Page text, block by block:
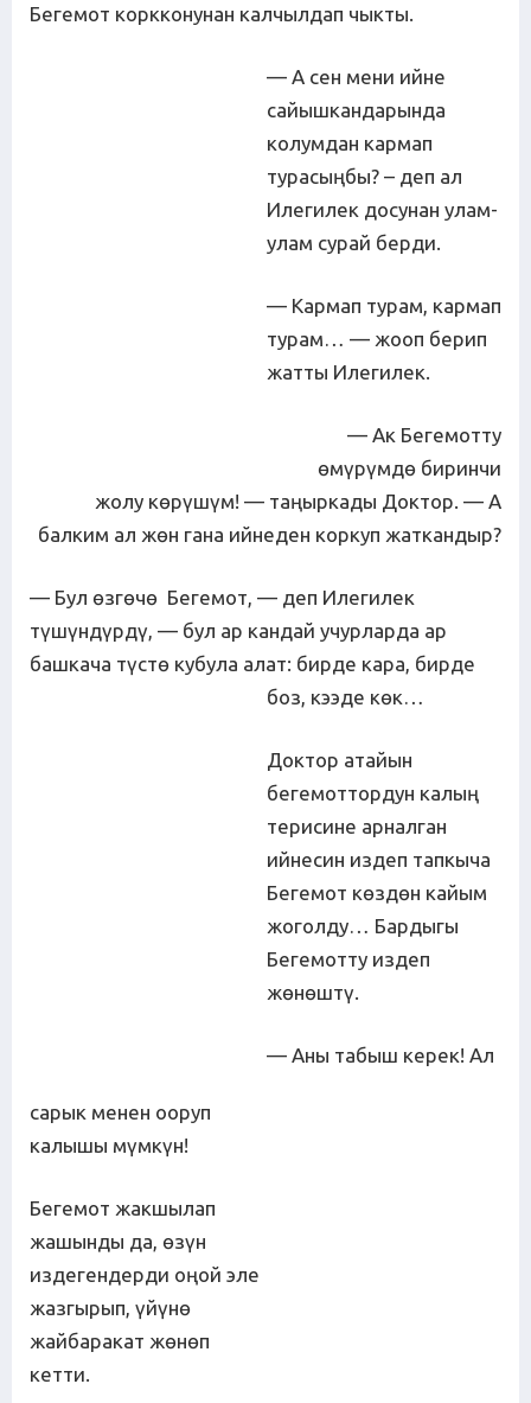
Бегемот коркконунан калчылдап чыкты.
— А сен мени ийне
сайышкандарында
колумдан кармап
турасыңбы? – деп ал
Илегилек досунан улам-
улам сурай берди.
— Кармап турам, кармап
турам… — жооп берип
жатты Илегилек.
— Ак Бегемотту
өмүрүмдө биринчи
жолу көрүшүм! — таңыркады Доктор. — А
балким ал жөн гана ийнеден коркуп жаткандыр?
— Бул өзгөчө Бегемот, — деп Илегилек
түшүндүрдү, — бул ар кандай учурларда ар
башкача түстө кубула алат: бирде кара, бирде
боз, кээде көк…
Доктор атайын
бегемоттордун калың
терисине арналган
ийнесин издеп тапкыча
Бегемот көздөн кайым
жоголду… Бардыгы
Бегемотту издеп
жөнөштү.
— Аны табыш керек! Ал
сарык менен ооруп
калышы мүмкүн!
Бегемот жакшылап
жашынды да, өзүн
издегендерди оңой эле
жазгырып, үйүнө
жайбаракат жөнөп
кетти.